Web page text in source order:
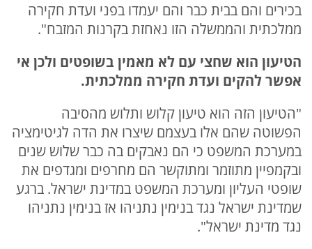
בכירים והם בבית כבר והם יעמדו בפני ועדת חקירה
ממלכתית והממשלה הזו נאחזת בקרנות המזבח".
הטיעון הוא שחצי עם לא מאמין בשופטים ולכן אי
אפשר להקים ועדת חקירה ממלכתית.
"הטיעון הזה הוא טיעון קלוש ותלוש מהסיבה
הפשוטה שהם אלו בעצמם שיצרו את הדה לגיטימציה
במערכת המשפט כי הם נאבקים בה כבר שלוש שנים
ובקמפיין מתוזמר ומתוקשר הם מחרפים ומגדפים את
שופטי העליון ומערכת המשפט במדינת ישראל. ברגע
שמדינת ישראל נגד בנימין נתניהו אז בנימין נתניהו
נגד מדינת ישראל".